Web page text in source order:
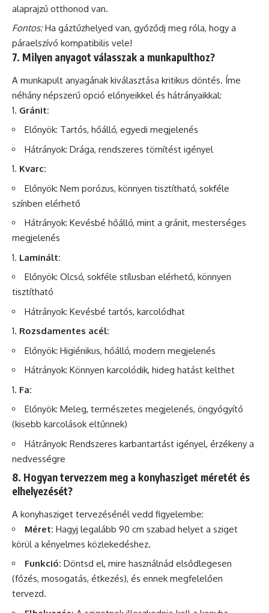
alaprajzú otthonod van.
Fontos:Ha gáztűzhelyed van, győződj meg róla, hogy a
páraelszívó kompatibilis vele!
7. Milyen anyagot válasszak a munkapulthoz?
A munkapult anyagának kiválasztása kritikus döntés. Íme
néhány népszerű opció előnyeikkel és hátrányaikkal:
Gránit:
Előnyök: Tartós, hőálló, egyedi megjelenés
Hátrányok: Drága, rendszeres tömítést igényel
Kvarc:
Előnyök: Nem porózus, könnyen tisztítható, sokféle
színben elérhető
Hátrányok: Kevésbé hőálló, mint a gránit, mesterséges
megjelenés
Laminált:
Előnyök: Olcsó, sokféle stílusban elérhető, könnyen
tisztítható
Hátrányok: Kevésbé tartós, karcolódhat
Rozsdamentes acél:
Előnyök: Higiénikus, hőálló, modern megjelenés
Hátrányok: Könnyen karcolódik, hideg hatást kelthet
Fa:
Előnyök: Meleg, természetes megjelenés, öngyógyító
(kisebb karcolások eltűnnek)
Hátrányok: Rendszeres karbantartást igényel, érzékeny a
nedvességre
8. Hogyan tervezzem meg a konyhasziget méretét és
elhelyezését?
A konyhasziget tervezésénél vedd figyelembe:
Méret: Hagyj legalább 90 cm szabad helyet a sziget
körül a kényelmes közlekedéshez.
Funkció: Döntsd el, mire használnád elsődlegesen
(főzés, mosogatás, étkezés), és ennek megfelelően
tervezd.